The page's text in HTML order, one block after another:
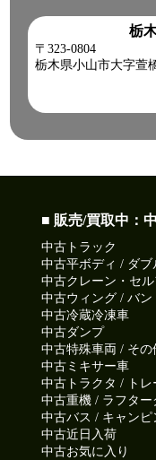
栃
〒323-0804
栃木県小山市大字萱
■ 販売/買取中：
中古トラック
中古平ボディ / ダブ
中古クレーン・セ
中古ウィング / バン
中古冷蔵冷凍車
中古ダンプ
中古特殊車両 / その
中古ミキサー車
中古トラクタ / トレ
中古重機 / ラフター
中古バス / キャンピ
中古近日入荷
中古お気に入り